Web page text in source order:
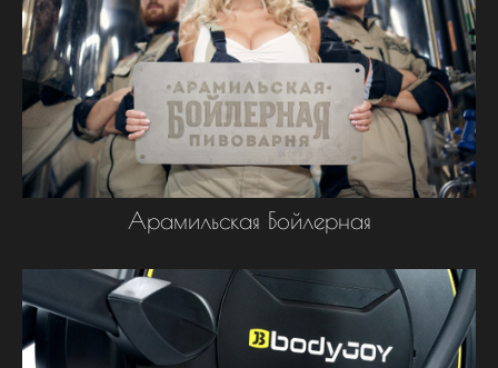
Арамильская Бойлерная